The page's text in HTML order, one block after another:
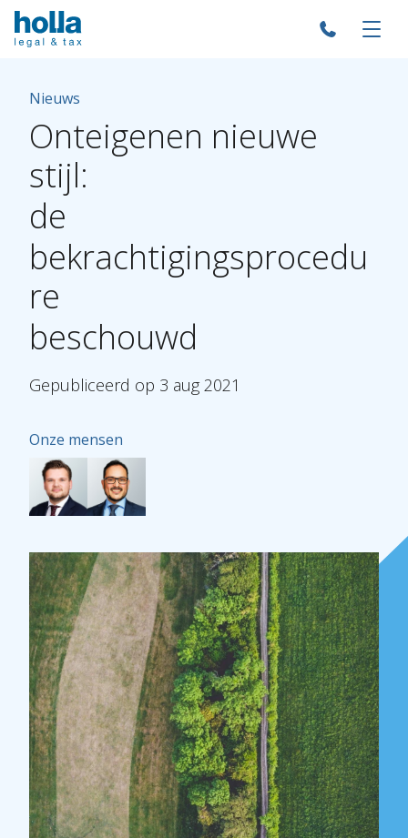
Over Holla
Onze mensen
Nieuws
Onteigenen nieuwe
stijl:
de
bekrachtigingsprocedu
re
beschouwd
Gepubliceerd op 3 aug 2021
Onze mensen